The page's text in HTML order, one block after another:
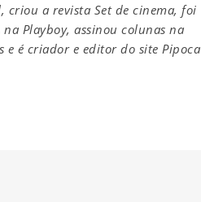
criou a revista Set de cinema, foi
Playboy, assinou colunas na
e é criador e editor do site Pipoca